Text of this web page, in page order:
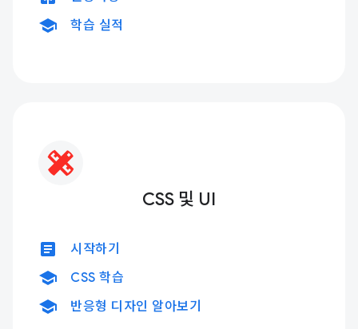
school 학습 실적
CSS 및 UI
article 시작하기
school CSS 학습
school 반응형 디자인 알아보기